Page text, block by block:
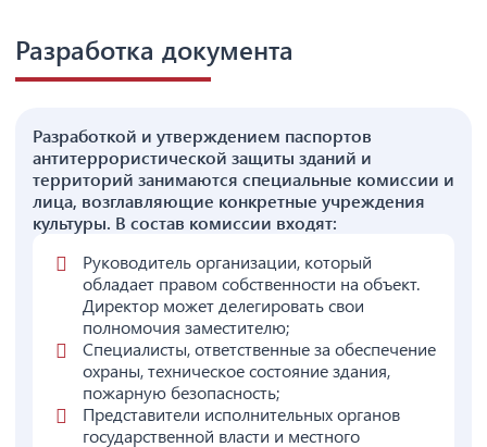
Разработка документа
Разработкой и утверждением паспортов
антитеррористической защиты зданий и
территорий занимаются специальные комиссии и
лица, возглавляющие конкретные учреждения
культуры. В состав комиссии входят:
Руководитель организации, который
обладает правом собственности на объект.
Директор может делегировать свои
полномочия заместителю;
Специалисты, ответственные за обеспечение
охраны, техническое состояние здания,
пожарную безопасность;
Представители исполнительных органов
государственной власти и местного